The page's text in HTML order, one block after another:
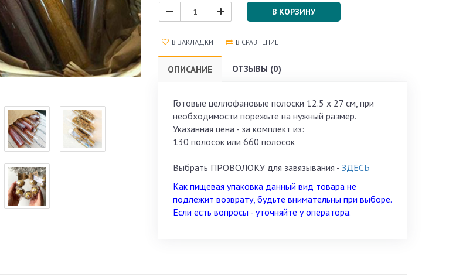
В КОРЗИНУ
В ЗАКЛАДКИ В СРАВНЕНИЕ
ОПИСАНИЕ ОТЗЫВЫ (0)
Готовые целлофановые полоски 12.5 х 27 см, при
необходимости порежьте на нужный размер.
Указанная цена - за комплект из:
130 полосок или 660 полосок
Выбрать ПРОВОЛОКУ для завязывания - ЗДЕСЬ
Как пищевая упаковка данный вид товара не
подлежит возврату, будьте внимательны при выборе.
Если есть вопросы - уточняйте у оператора.